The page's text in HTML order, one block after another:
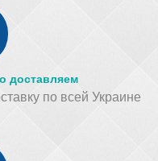
доставляем
по всей Украине